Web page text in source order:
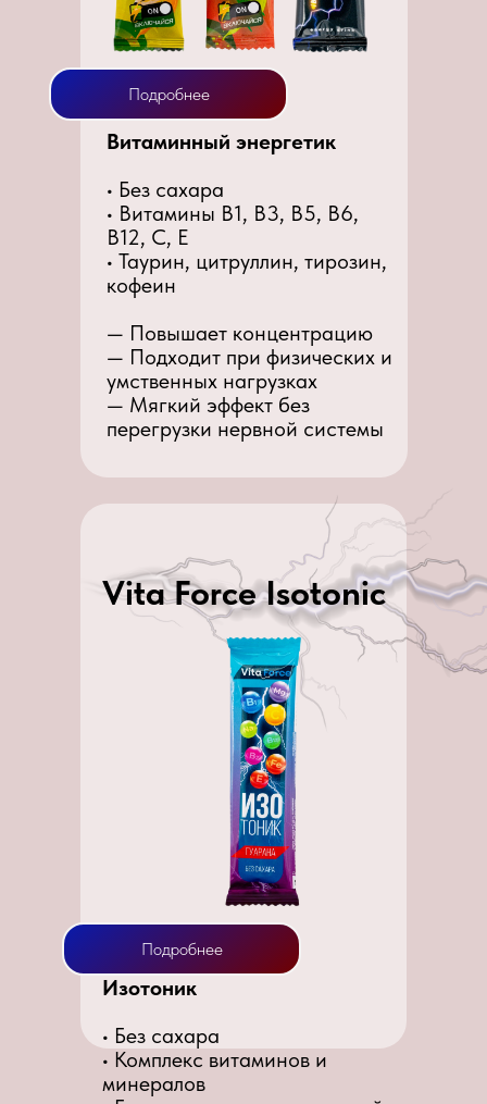
Витаминный энергетик
• Без сахара
• Витамины B1, B3, B5, B6,
B12, C, E
• Таурин, цитруллин, тирозин,
кофеин
— Повышает концентрацию
— Подходит при физических и
умственных нагрузках
— Мягкий эффект без
перегрузки нервной системы
Подробнее
Vita Force Isotonic
Изотоник
• Без сахара
• Комплекс витаминов и
минералов
Подробнее